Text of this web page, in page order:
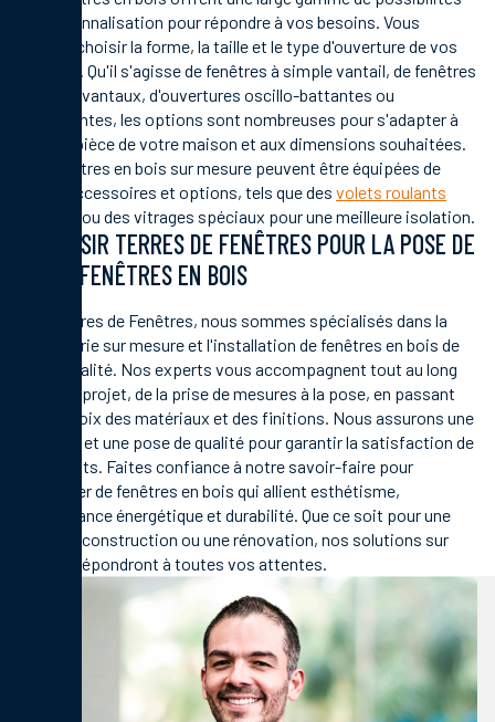
de personnalisation pour répondre à vos besoins. Vous
pouvez choisir la forme, la taille et le type d'ouverture de vos
fenêtres. Qu'il s'agisse de fenêtres à simple vantail, de fenêtres
à double vantaux, d'ouvertures oscillo-battantes ou
coulissantes, les options sont nombreuses pour s'adapter à
chaque pièce de votre maison et aux dimensions souhaitées.
Les fenêtres en bois sur mesure peuvent être équipées de
divers accessoires et options, tels que des volets roulants
intégrés ou des vitrages spéciaux pour une meilleure isolation.
CHOISIR TERRES DE FENÊTRES POUR LA POSE DE
VOS FENÊTRES EN BOIS
Chez Terres de Fenêtres, nous sommes spécialisés dans la
menuiserie sur mesure et l'installation de fenêtres en bois de
haute qualité. Nos experts vous accompagnent tout au long
de votre projet, de la prise de mesures à la pose, en passant
par le choix des matériaux et des finitions. Nous assurons une
livraison et une pose de qualité pour garantir la satisfaction de
nos clients. Faites confiance à notre savoir-faire pour
bénéficier de fenêtres en bois qui allient esthétisme,
performance énergétique et durabilité. Que ce soit pour une
nouvelle construction ou une rénovation, nos solutions sur
mesure répondront à toutes vos attentes.